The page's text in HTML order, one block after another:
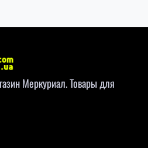
Меркуриал. Товары для